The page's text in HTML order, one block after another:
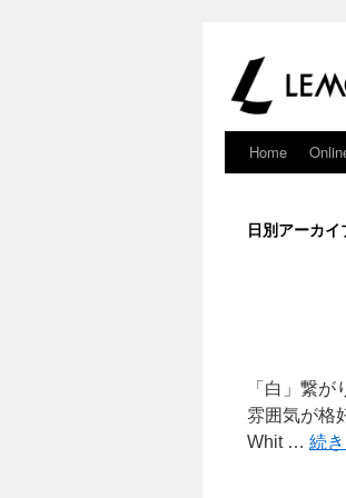
Home
日別アーカイ
「白」繋
雰囲気が格
Whit … 続